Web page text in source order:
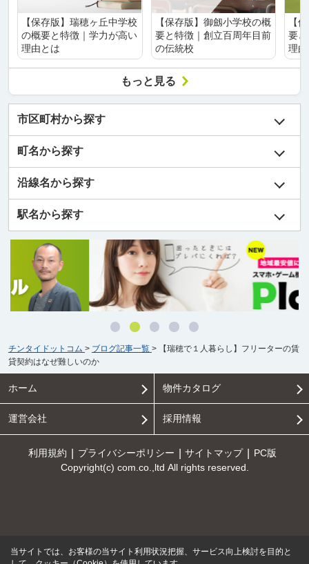
【保存版】瑞穂ヶ丘中学校
の概要と特徴｜学力が高い
理由とは
【保存版】御劔小学校の概
要と特徴｜創立百周年目前
の伝統校
【
要
理
もっと見る
市区町村から探す
町名から探す
沿線名から探す
駅名から探す
チンタイドットコム > ブログ記事一覧 >
【瑞穂で１人暮らし】フリーターの賃
貸契約はなぜ難しいのか
ホーム 物件カタログ
運営会社 採用情報
利用規約 プライバシーポリシー サイトマップ
PC版
Copyright(c) com.co.,ltd All rights reserved.
当サイトでは、お客様の当サイト利用状況把握、サービス向上検討を目的と